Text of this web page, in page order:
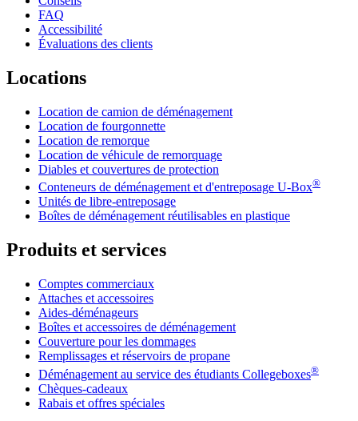
FAQ
Accessibilité
Évaluations des clients
Locations
Location de camion de déménagement
Location de fourgonnette
Location de remorque
Location de véhicule de remorquage
Diables et couvertures de protection
Conteneurs de déménagement et d'entreposage U-Box®
Unités de libre-entreposage
Boîtes de déménagement réutilisables en plastique
Produits et services
Comptes commerciaux
Attaches et accessoires
Aides-déménageurs
Boîtes et accessoires de déménagement
Couverture pour les dommages
Remplissages et réservoirs de propane
Déménagement au service des étudiants Collegeboxes®
Chèques-cadeaux
Rabais et offres spéciales